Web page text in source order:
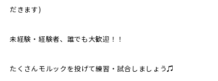
だきます)
未経験・経験者、誰でも大歓迎！！
たくさんモルックを投げて練習・試合しましょう♫